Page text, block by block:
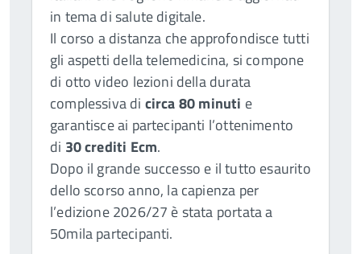
in tema di salute digitale.
Il corso a distanza che approfondisce tutti
gli aspetti della telemedicina, si compone
di otto video lezioni della durata
complessiva di circa 80 minuti e
garantisce ai partecipanti l’ottenimento
di 30 crediti Ecm.
Dopo il grande successo e il tutto esaurito
dello scorso anno, la capienza per
l’edizione 2026/27 è stata portata a
50mila partecipanti.